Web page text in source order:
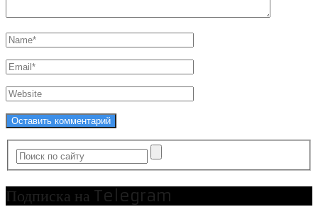
Подписка на Telegram